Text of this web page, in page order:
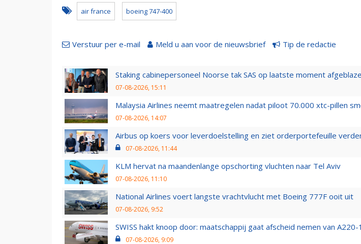
air france boeing 747-400
Verstuur per e-mail Meld u aan voor de nieuwsbrief Tip de redactie
Staking cabinepersoneel Noorse tak SAS op laatste moment
07-08-2026, 15:11
Malaysia Airlines neemt maatregelen nadat piloot 70.000 xtc-pillen
07-08-2026, 14:07
Airbus op koers voor leverdoelstelling en ziet orderportefeuille
07-08-2026, 11:44
KLM hervat na maandenlange opschorting vluchten naar Tel Aviv
07-08-2026, 11:10
National Airlines voert langste vrachtvlucht met Boeing 777F ooit uit
07-08-2026, 9:52
SWISS hakt knoop door: maatschappij gaat afscheid nemen van
07-08-2026, 9:09